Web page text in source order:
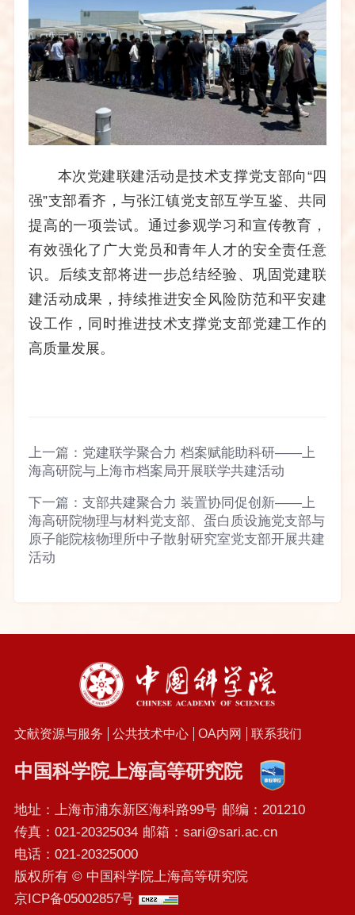
本次党建联建活动是技术支撑党支部向“四
强”支部看齐，与张江镇党支部互学互鉴、共同
提高的一项尝试。通过参观学习和宣传教育，
有效强化了广大党员和青年人才的安全责任意
识。后续支部将进一步总结经验、巩固党建联
建活动成果，持续推进安全风险防范和平安建
设工作，同时推进技术支撑党支部党建工作的
高质量发展。
上一篇： 党建联学聚合力 档案赋能助科研——上
海高研院与上海市档案局开展联学共建活动
下一篇： 支部共建聚合力 装置协同促创新——上
海高研院物理与材料党支部、蛋白质设施党支部与
原子能院核物理所中子散射研究室党支部开展共建
活动
文献资源与服务 公共技术中心 OA内网 联系我们
中国科学院上海高等研究院
地址：上海市浦东新区海科路99号 邮编：201210
传真：021-20325034 邮箱：sari@sari.ac.cn
电话：021-20325000
版权所有 © 中国科学院上海高等研究院
京ICP备05002857号